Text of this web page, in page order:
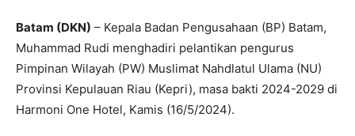
Batam (DKN) – Kepala Badan Pengusahaan (BP) Batam,
Muhammad Rudi menghadiri pelantikan pengurus
Pimpinan Wilayah (PW) Muslimat Nahdlatul Ulama (NU)
Provinsi Kepulauan Riau (Kepri), masa bakti 2024-2029 di
Harmoni One Hotel, Kamis (16/5/2024).